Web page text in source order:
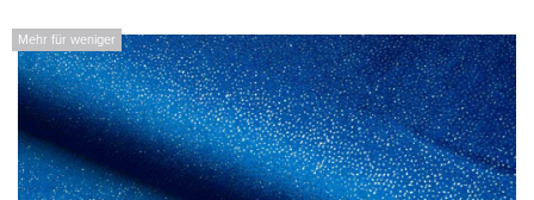
Mehr für weniger